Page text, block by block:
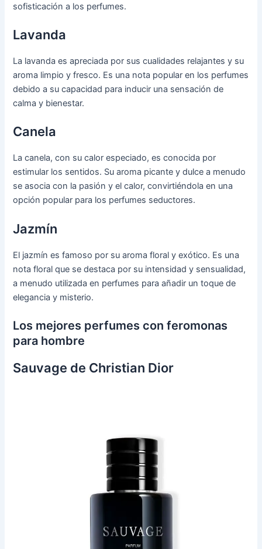
sofisticación a los perfumes.
Lavanda
La lavanda es apreciada por sus cualidades relajantes y su
aroma limpio y fresco. Es una nota popular en los perfumes
debido a su capacidad para inducir una sensación de
calma y bienestar.
Canela
La canela, con su calor especiado, es conocida por
estimular los sentidos. Su aroma picante y dulce a menudo
se asocia con la pasión y el calor, convirtiéndola en una
opción popular para los perfumes seductores.
Jazmín
El jazmín es famoso por su aroma floral y exótico. Es una
nota floral que se destaca por su intensidad y sensualidad,
a menudo utilizada en perfumes para añadir un toque de
elegancia y misterio.
Los mejores perfumes con feromonas
para hombre
Sauvage de Christian Dior